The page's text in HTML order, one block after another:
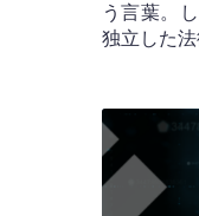
う言葉。
独立した